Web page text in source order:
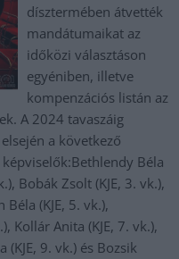
dísztermében átvették
mandátumaikat az
időközi választáson
egyéniben, illetve
kompenzációs listán az
A 2024 tavaszáig
a következő
Béla
Bobák Zsolt (KJE, 3. vk.),
(KJE, 5. vk.),
Kollár Anita (KJE, 7. vk.),
(KJE, 9. vk.) és Bozsik